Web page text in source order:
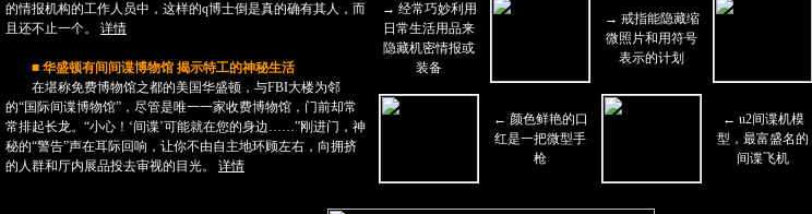
的情报机构的工作人员中，这样的q博士倒是真的确有其人，而
且还不止一个。
详情
■ 华盛顿有间间谍博物馆 揭示特工的神秘生活
在堪称免费博物馆之都的美国华盛顿，与FBI大楼为邻
的“国际间谍博物馆”，尽管是唯一一家收费博物馆，门前却常
常排起长龙。“小心！‘间谍’可能就在您的身边……”刚进门，神
秘的“警告”声在耳际回响，让你不由自主地环顾左右，向拥挤
的人群和厅内展品投去审视的目光。
详情
→ 经常巧妙利用
日常生活用品来
隐藏机密情报或
装备
→ 戒指能隐藏缩
微照片和用符号
表示的计划
← 颜色鲜艳的口
红是一把微型手
枪
← u2间谍机模
型，最富盛名的
间谍飞机